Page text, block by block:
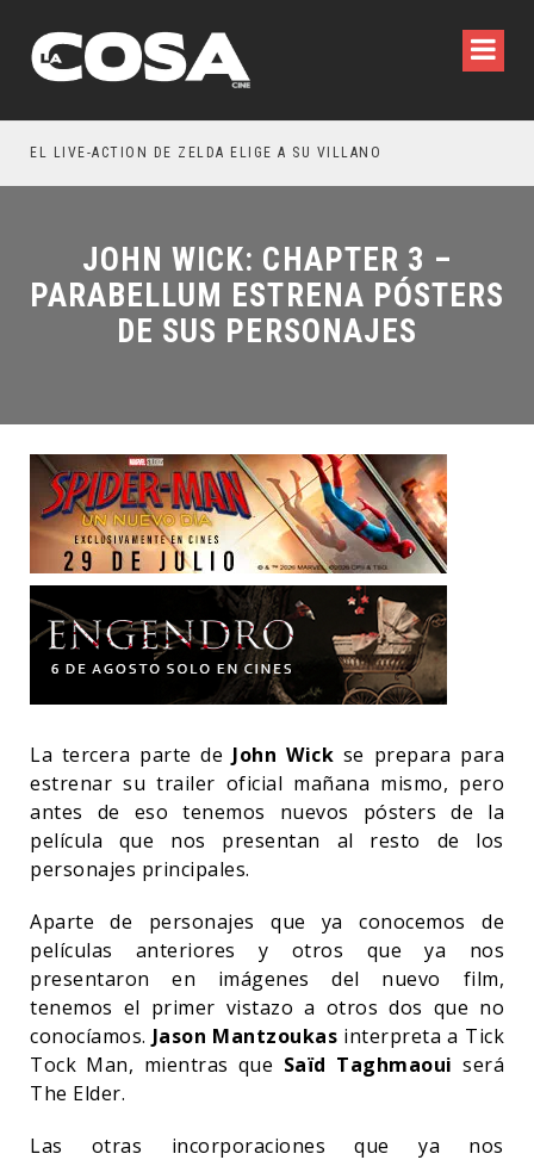
EL LIVE-ACTION DE ZELDA ELIGE A SU VILLANO
JOHN WICK: CHAPTER 3 –
PARABELLUM ESTRENA PÓSTERS
DE SUS PERSONAJES
La tercera parte de John Wick se prepara para
estrenar su trailer oficial mañana mismo, pero
antes de eso tenemos nuevos pósters de la
película que nos presentan al resto de los
personajes principales.
Aparte de personajes que ya conocemos de
películas anteriores y otros que ya nos
presentaron en imágenes del nuevo film,
tenemos el primer vistazo a otros dos que no
conocíamos. Jason Mantzoukas interpreta a Tick
Tock Man, mientras que Saïd Taghmaoui será
The Elder.
Las otras incorporaciones que ya nos